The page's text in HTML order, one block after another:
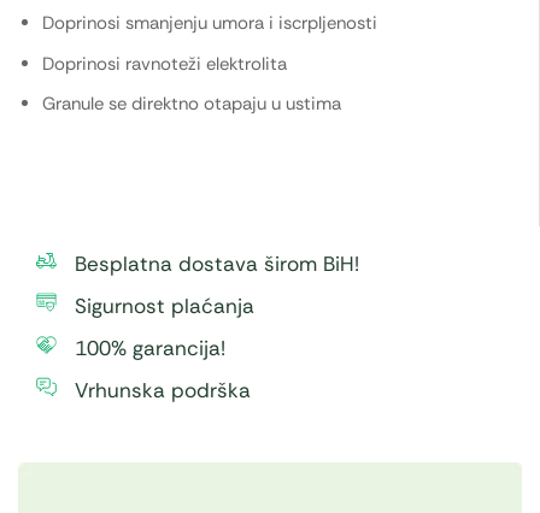
Doprinosi smanjenju umora i iscrpljenosti
Doprinosi ravnoteži elektrolita
Granule se direktno otapaju u ustima
Besplatna dostava širom BiH!
Sigurnost plaćanja
100% garancija!
Vrhunska podrška